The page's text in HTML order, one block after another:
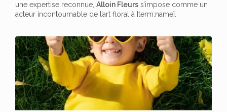
une expertise reconnue, Alloin Fleurs s’impose comme un
acteur incontournable de l’art floral à [term:name].